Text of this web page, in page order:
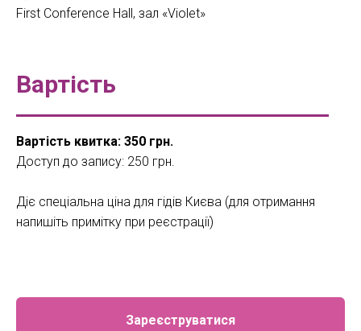
First Conference Hall, зал «Violet»
Вартість
Вартість квитка: 350 грн.
Доступ до запису: 250 грн.
Діє спеціальна ціна для гідів Києва (для отримання
напишіть примітку при реєстрації)
Зареєструватися